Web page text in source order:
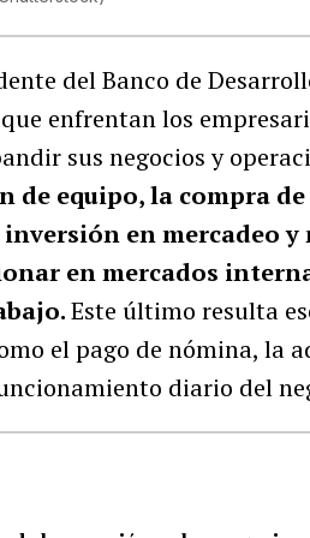
del Banco de
enfrentan los
sus negocios y
de equipo, la compra
en mercadeo
en mercados
Este último resulta
el pago de nómina, la
diario del